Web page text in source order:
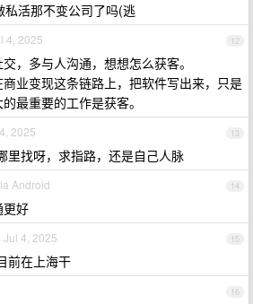
私活那不变公司了吗(逃
12
4, 2025
，多与人沟通，想想怎么获客。
业变现这条链路上，把软件写出来，只是
最重要的工作是获客。
13
2025
里找呀，求指路，还是自己人脉
14
Android
更好
15
Jul 4, 2025
前在上海干
16